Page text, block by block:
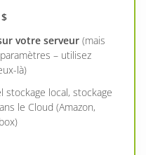
votre serveur (mais
– utilisez
là)
stockage local, stockage
le Cloud (Amazon,